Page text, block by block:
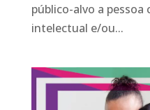
público-alvo a pessoa
intelectual e/ou...